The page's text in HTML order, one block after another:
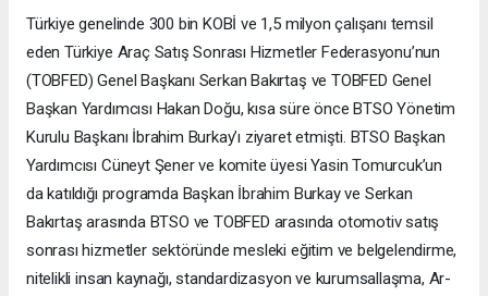
Türkiye genelinde 300 bin KOBİ ve 1,5 milyon çalışanı temsil
eden Türkiye Araç Satış Sonrası Hizmetler Federasyonu’nun
(TOBFED) Genel Başkanı Serkan Bakırtaş ve TOBFED Genel
Başkan Yardımcısı Hakan Doğu, kısa süre önce BTSO Yönetim
Kurulu Başkanı İbrahim Burkay’ı ziyaret etmişti. BTSO Başkan
Yardımcısı Cüneyt Şener ve komite üyesi Yasin Tomurcuk’un
da katıldığı programda Başkan İbrahim Burkay ve Serkan
Bakırtaş arasında BTSO ve TOBFED arasında otomotiv satış
sonrası hizmetler sektöründe mesleki eğitim ve belgelendirme,
nitelikli insan kaynağı, standardizasyon ve kurumsallaşma, Ar-